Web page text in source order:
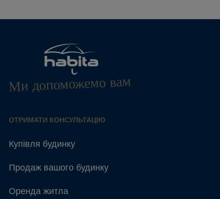
Ми допоможемо вам.
ОТРИМАТИ КОНСУЛЬТАЦІЮ
Купівля будинку
Продаж вашого будинку
Оренда житла